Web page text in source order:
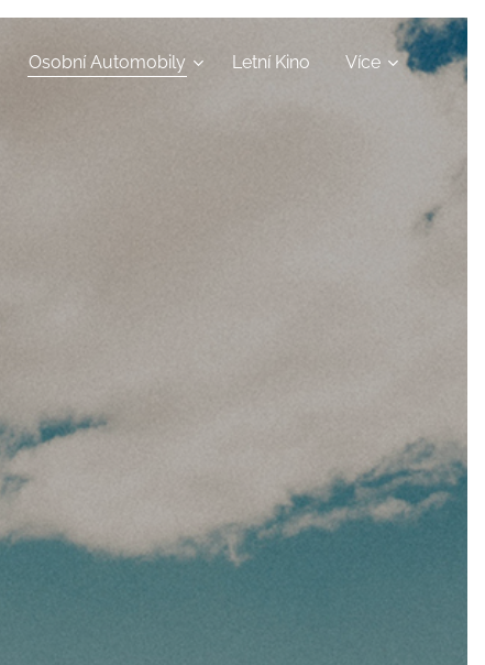
Osobní Automobily Letní Kino Více